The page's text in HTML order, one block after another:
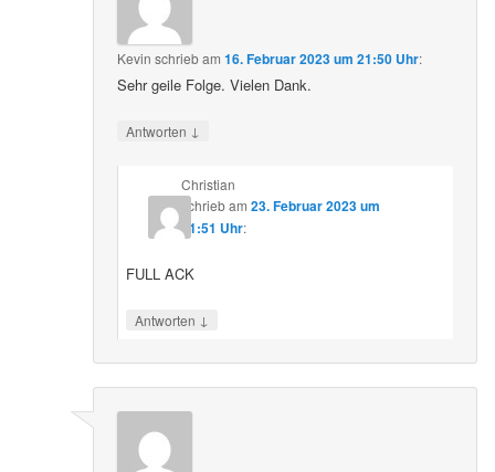
Kevin schriebam16. Februar 2023 um 21:50 Uhr:
Sehr geile Folge. Vielen Dank.
Antworten ↓
Christian
schriebam 23. Februar 2023 um
21:51 Uhr:
FULL ACK
Antworten ↓